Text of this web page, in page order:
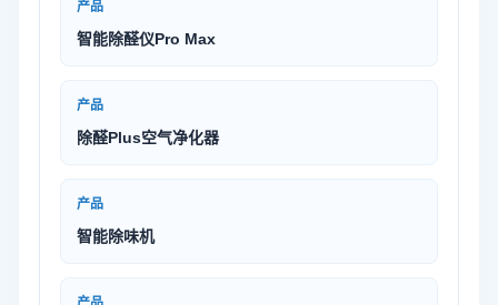
产品
智能除醛仪Pro Max
产品
除醛Plus空气净化器
产品
智能除味机